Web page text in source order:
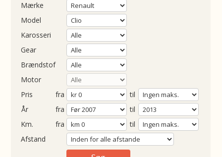
Mærke
Model
Karosseri
Gear
Brændstof
Motor
Pris
fra
til
fra
til
fra
til
Afstand